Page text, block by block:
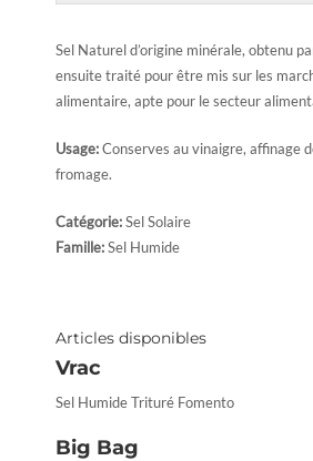
Sel Naturel d’origine minérale, obtenu
ensuite traité pour être mis sur les
alimentaire, apte pour le secteur
Usage:Conserves au vinaigre, affinage
fromage.
Catégorie:Sel Solaire
Famille:Sel Humide
Articles disponibles
Vrac
Sel Humide Trituré Fomento
Big Bag